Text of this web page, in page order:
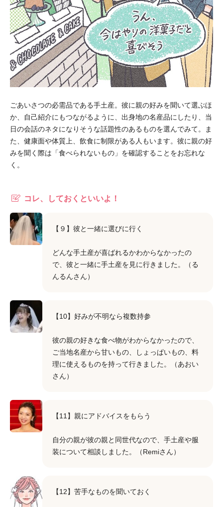
ごあいさつの必需品である手土産。彼に親の好みを聞いて選ぶほ
か、自己紹介にもつながるように、出身地の名産品にしたり、当
日の会話のネタになりそうな話題性のあるものを選んでみて。ま
た、健康面や体質上、飲食に制限がある人もいます。彼に親の好
みを聞く際は「食べられないもの」を確認することをお忘れな
く。
コレ、しておくといいよ！
【９】彼と一緒に選びに行く
どんな手土産が喜ばれるかわからなかったの
で、彼と一緒に手土産を見に行きました。（る
んるんさん）
【10】好みが不明なら複数持参
彼の親の好きな食べ物がわからなかったので、
ご当地名産から甘いもの、しょっぱいもの、料
理に使えるものを持って行きました。（あおい
さん）
【11】親にアドバイスをもらう
自分の親が彼の親と同世代なので、手土産や服
装について相談しました。（Remiさん）
【12】苦手なものを聞いておく